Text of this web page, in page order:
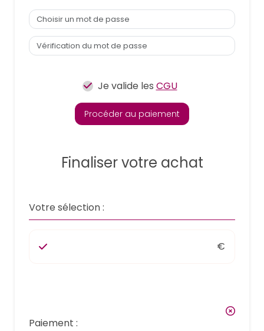
Je valide les CGU
Procéder au paiement
Finaliser votre achat
Votre sélection :
€
Paiement :